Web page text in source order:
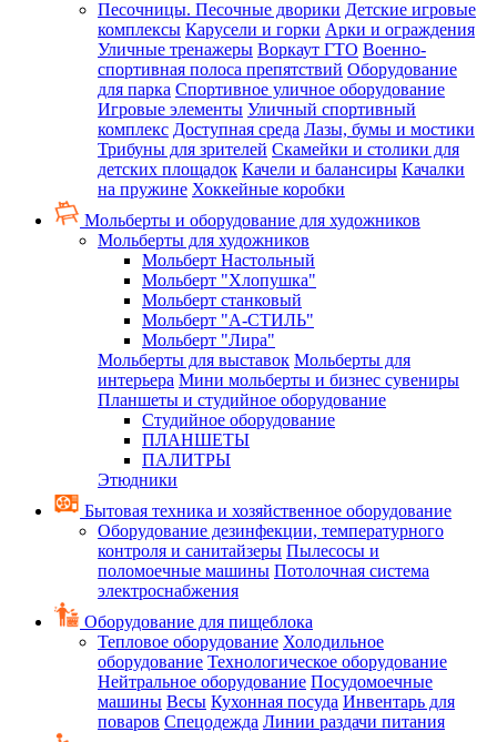
Песочницы. Песочные дворики Детские игровые
комплексы Карусели и горки Арки и ограждения
Уличные тренажеры Воркаут ГТО Военно-
спортивная полоса препятствий Оборудование
для парка Спортивное уличное оборудование
Игровые элементы Уличный спортивный
комплекс Доступная среда Лазы, бумы и мостики
Трибуны для зрителей Скамейки и столики для
детских площадок Качели и балансиры Качалки
на пружине Хоккейные коробки
Мольберты и оборудование для художников
Мольберты для художников
Мольберт Настольный
Мольберт "Хлопушка"
Мольберт станковый
Мольберт "А-СТИЛЬ"
Мольберт "Лира"
Мольберты для выставок Мольберты для
интерьера Мини мольберты и бизнес сувениры
Планшеты и студийное оборудование
Студийное оборудование
ПЛАНШЕТЫ
ПАЛИТРЫ
Этюдники
Бытовая техника и хозяйственное оборудование
Оборудование дезинфекции, температурного
контроля и санитайзеры Пылесосы и
поломоечные машины Потолочная система
электроснабжения
Оборудование для пищеблока
Тепловое оборудование Холодильное
оборудование Технологическое оборудование
Нейтральное оборудование Посудомоечные
машины Весы Кухонная посуда Инвентарь для
поваров Спецодежда Линии раздачи питания